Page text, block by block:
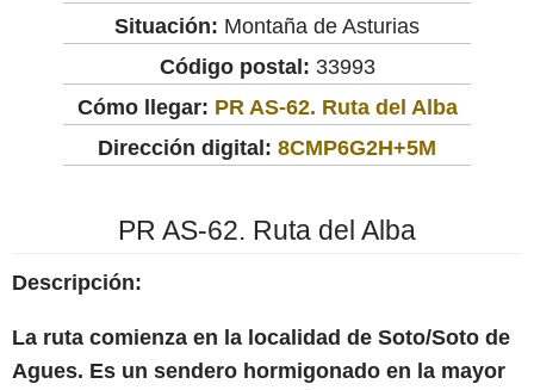
Situación: Montaña de Asturias
Código postal: 33993
Cómo llegar: PR AS-62. Ruta del Alba
Dirección digital: 8CMP6G2H+5M
PR AS-62. Ruta del Alba
Descripción:
La ruta comienza en la localidad de Soto/Soto de
Agues. Es un sendero hormigonado en la mayor